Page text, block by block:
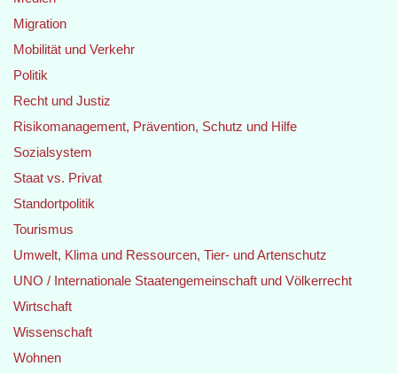
Migration
Mobilität und Verkehr
Politik
Recht und Justiz
Risikomanagement, Prävention, Schutz und Hilfe
Sozialsystem
Staat vs. Privat
Standortpolitik
Tourismus
Umwelt, Klima und Ressourcen, Tier- und Artenschutz
UNO / Internationale Staatengemeinschaft und Völkerrecht
Wirtschaft
Wissenschaft
Wohnen